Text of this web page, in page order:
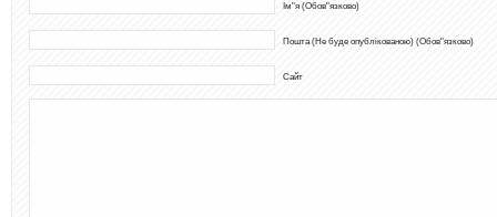
Ім"я (Обов"язково)
Пошта (Не буде опублікованою) (Обов"язково)
Сайт